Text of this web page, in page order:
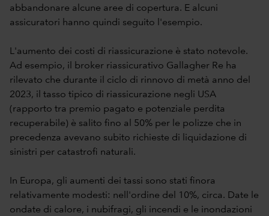
abbandonare alcune aree di copertura. E alcuni
assicuratori hanno quindi seguito l'esempio.
L'aumento dei costi di riassicurazione è stato notevole.
Ad esempio, il broker riassicurativo Gallagher Re ha
rilevato che durante il ciclo di rinnovo di metà anno del
2023, il tasso tipico di riassicurazione negli USA
(rapporto tra premio pagato e potenziale perdita
recuperabile) è salito fino al 50% per le polizze che in
precedenza avevano subito richieste di liquidazione di
sinistri per catastrofi naturali.
In Europa, gli aumenti dei tassi sono stati finora
relativamente modesti: nell'ordine del 10%, circa. Date le
ondate di calore, i nubifragi, gli incendi e le inondazioni